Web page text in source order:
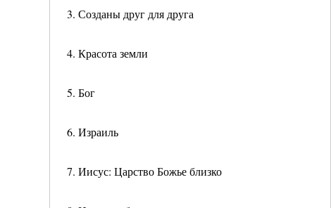
3. Созданы друг для друга
4. Красота земли
5. Бог
6. Израиль
7. Иисус: Царство Божье близко